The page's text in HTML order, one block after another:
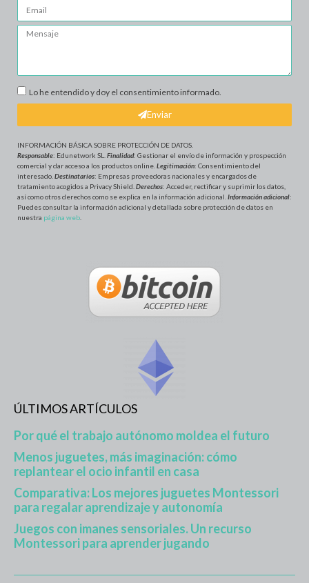
Lo he entendido y doy el consentimiento informado.
Enviar
INFORMACIÓN BÁSICA SOBRE PROTECCIÓN DE DATOS.
Responsable: Edunetwork SL.Finalidad: Gestionar el envío de información y prospección
comercial y dar acceso a los productos online.Legitimación: Consentimiento del
interesado.Destinatarios: Empresas proveedoras nacionales y encargados de
tratamiento acogidos a Privacy Shield.Derechos: Acceder, rectificar y suprimir los datos,
así como otros derechos como se explica en la información adicional.Información adicional:
Puedes consultar la información adicional y detallada sobre protección de datos en
nuestra página web.
ÚLTIMOS ARTÍCULOS
Por qué el trabajo autónomo moldea el futuro
Menos juguetes, más imaginación: cómo
replantear el ocio infantil en casa
Comparativa: Los mejores juguetes Montessori
para regalar aprendizaje y autonomía
Juegos con imanes sensoriales. Un recurso
Montessori para aprender jugando